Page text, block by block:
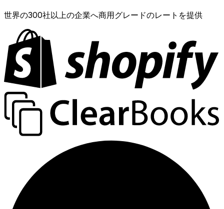
世界の300社以上の企業へ商用グレードのレートを提供